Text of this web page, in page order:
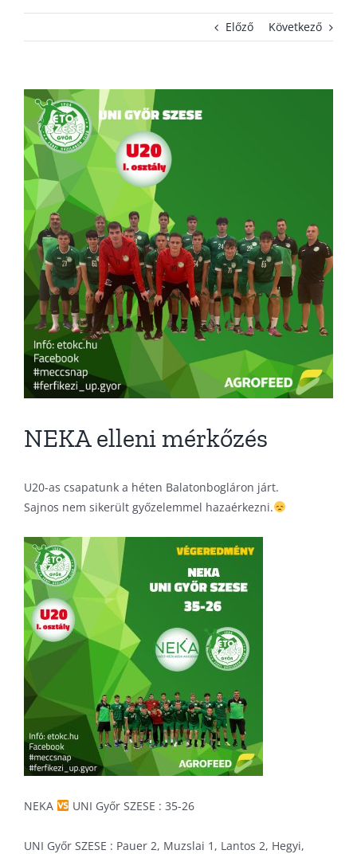
KAPCSOLAT
Előző Következő
View
Larger
Image
NEKA elleni mérkőzés
U20-as csapatunk a héten Balatonbogláron járt.
Sajnos nem sikerült győzelemmel hazaérkezni.
NEKA UNI Győr SZESE : 35-26
UNI Győr SZESE : Pauer 2, Muzslai 1, Lantos 2, Hegyi,